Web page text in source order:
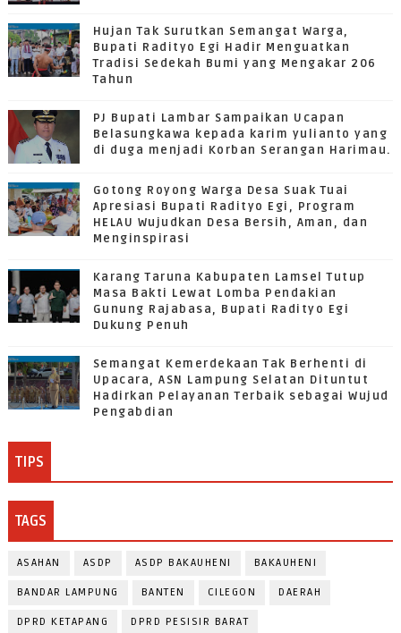
Hujan Tak Surutkan Semangat Warga,
Bupati Radityo Egi Hadir Menguatkan
Tradisi Sedekah Bumi yang Mengakar 206
Tahun
PJ Bupati Lambar Sampaikan Ucapan
Belasungkawa kepada karim yulianto yang
di duga menjadi Korban Serangan Harimau.
Gotong Royong Warga Desa Suak Tuai
Apresiasi Bupati Radityo Egi, Program
HELAU Wujudkan Desa Bersih, Aman, dan
Menginspirasi
Karang Taruna Kabupaten Lamsel Tutup
Masa Bakti Lewat Lomba Pendakian
Gunung Rajabasa, Bupati Radityo Egi
Dukung Penuh
Semangat Kemerdekaan Tak Berhenti di
Upacara, ASN Lampung Selatan Dituntut
Hadirkan Pelayanan Terbaik sebagai Wujud
Pengabdian
TIPS
TAGS
ASAHAN ASDP ASDP BAKAUHENI BAKAUHENI
BANDAR LAMPUNG BANTEN CILEGON DAERAH
DPRD KETAPANG DPRD PESISIR BARAT